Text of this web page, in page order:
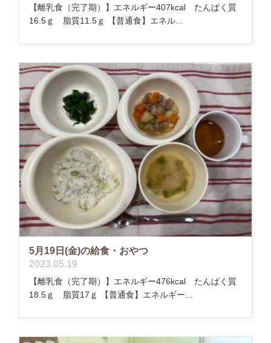
【離乳食（完了期）】エネルギー407kcal たんぱく質
16.5ｇ 脂質11.5ｇ 【普通食】エネル...
5月19日(金)の給食・おやつ
2023.05.19
【離乳食（完了期）】エネルギー476kcal たんぱく質
18.5ｇ 脂質17ｇ 【普通食】エネルギー...